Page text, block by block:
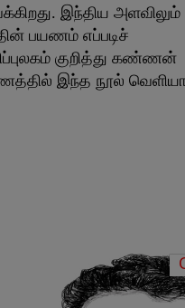
இந்திய அளவிலும்
பயணம் எப்படிச்
குறித்து கண்ணன்
இந்த நூல்